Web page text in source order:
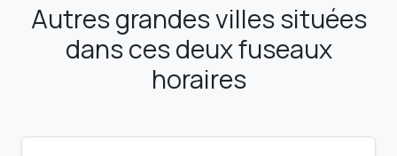
Autres grandes villes situées
dans ces deux fuseaux
horaires